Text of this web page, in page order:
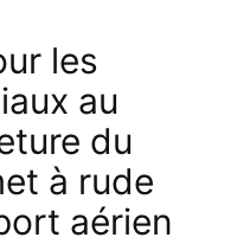
les
au
du
à rude
aérien